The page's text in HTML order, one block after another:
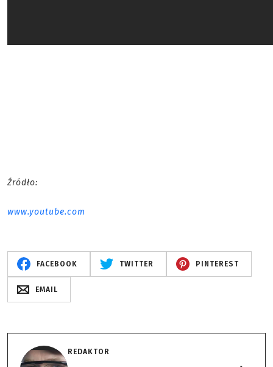
Źródło:
www.youtube.com
FACEBOOK TWITTER PINTEREST
EMAIL
REDAKTOR